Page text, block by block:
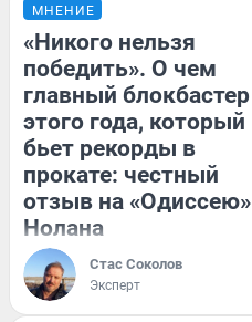
МНЕНИЕ
«Никого нельзя
победить». О чем
главный блокбастер
этого года, который
бьет рекорды в
прокате: честный
отзыв на «Одиссею»
Нолана
Стас Соколов
Эксперт